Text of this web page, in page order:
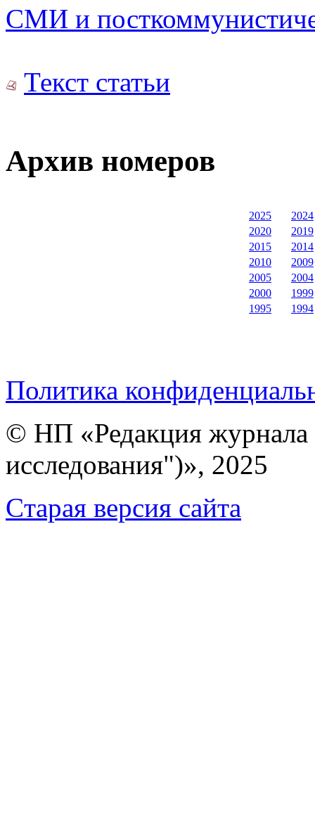
СМИ и
Текст статьи
Архив номеров
2025
2024
2020
2019
2015
2014
2010
2009
2005
2004
2000
1999
1995
1994
Политика
© НП «Редакция
исследования")», 2025
Cтарая версия сайта